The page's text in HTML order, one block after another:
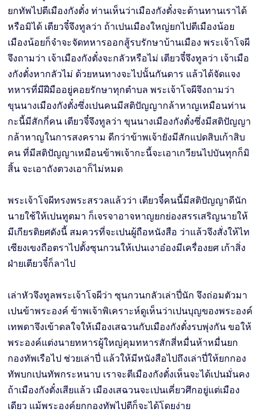
ยกทัพไปตีเมืองกังตั๋ง ท่านเห็นว่าเมืองกังตั๋งจะต้านทานเราได้
หรือมิได้ เตียวจี๋จึงทูลว่า ถ้าเปนเมืองใหญ่ยกไปตีเมืองน้อย
เมืองน้อยก็จำจะจัดทหารออกสู้รบรักษาบ้านเมือง พระเจ้าโจผี
จึงถามว่า เจ้าเมืองกังตั๋งจะกลัวหรือไม่ เตียวจี๋จึงทูลว่า เจ้าเมือ
งกังตั๋งหากลัวไม่ ด้วยหนทางจะไปนั้นกันดาร แล้วได้จัดแจง
ทหารที่มีฝีมืออยู่คอยรักษาทุกตำบล พระเจ้าโจผีจึงถามว่า
ขุนนางเมืองกังตั๋งซึ่งเปนคนมีสติปัญญากล้าหาญเหมือนท่าน
กะนี้มีสักกี่คน เตียวจี๋จึงทูลว่า ขุนนางเมืองกังตั๋งซึ่งมีสติปัญญา
กล้าหาญในการสงคราม ดีกว่าข้าพเจ้ายังมีสักแปดสิบเก้าสิบ
คน ที่มีสติปัญญาเหมือนข้าพเจ้ากะนี้จะเอาเกวียนไปบันทุกก็มิ
สิ้น จะเอาถังตวงเอาก็ไม่หมด
พระเจ้าโจผีทรงพระสรวลแล้วว่า เตียวจี๋คนนี้มีสติปัญญาดีนัก
นายใช้ให้เปนทูตมา ก็เจรจาอาจหาญยกย่องสรรเสริญนายให้
มีเกียรติยศดังนี้ สมควรที่จะเปนผู้ถือหนังสือ ว่าแล้วจึงสั่งให้ไท
เซียงเขงถือตราไปตั้งซุนกวนให้เปนเงาอ๋องมีเครื่องยศ เก้าสิ่ง
ฝ่ายเตียวจี๋ก็ลาไป
เล่าหัวจึงทูลพระเจ้าโจผีว่า ซุนกวนกลัวเล่าปี่นัก จึงถ่อมตัวมา
เปนข้าพระองค์ ข้าพเจ้าพิเคราะห์ดูเห็นว่าเปนบุญของพระองค์
เทพดาจึงเข้าดลใจให้เมืองเสฉวนกับเมืองกังตั๋งรบพุ่งกัน ขอให้
พระองค์แต่งนายทหารผู้ใหญ่คุมทหารสักสี่หมื่นห้าหมื่นยก
กองทัพเรือไป ช่วยเล่าปี่ แล้วให้มีหนังสือไปถึงเล่าปี่ให้ยกกอง
ทัพบกเปนทัพกระหนาบ เราจะตีเมืองกังตั๋งเห็นจะได้เปนมั่นคง
ถ้าเมืองกังตั๋งเสียแล้ว เมืองเสฉวนจะเปนเคี่ยวศึกอยู่แต่เมือง
เดียว แม้พระองค์ยกกองทัพไปตีก็จะได้โดยง่าย